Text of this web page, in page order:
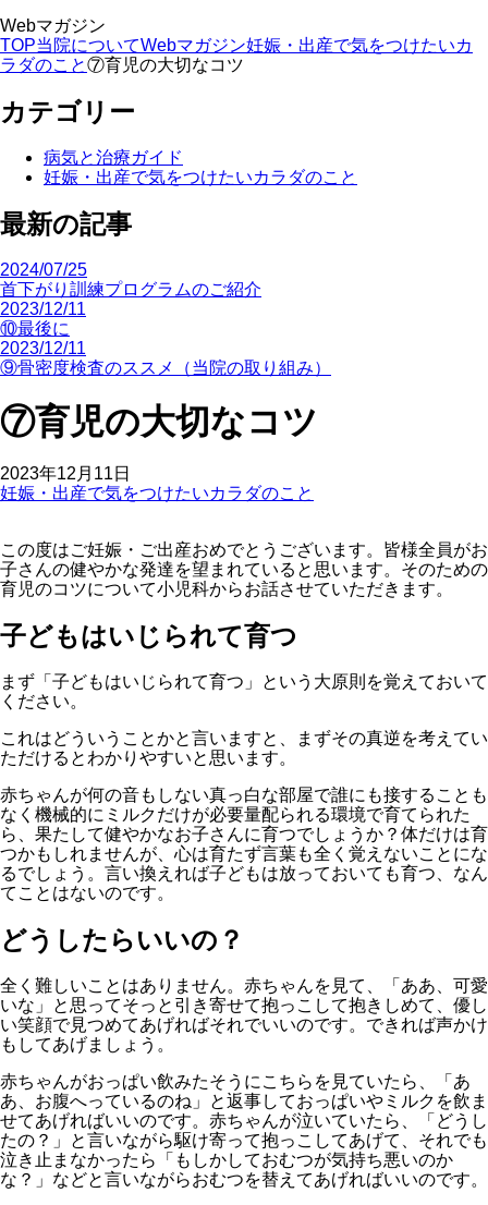
Webマガジン
TOP当院についてWebマガジン妊娠・出産で気をつけたいカ
ラダのこと⑦育児の大切なコツ
カテゴリー
病気と治療ガイド
妊娠・出産で気をつけたいカラダのこと
最新の記事
2024/07/25
首下がり訓練プログラムのご紹介
2023/12/11
⑩最後に
2023/12/11
⑨骨密度検査のススメ（当院の取り組み）
⑦育児の大切なコツ
2023年12月11日
妊娠・出産で気をつけたいカラダのこと
この度はご妊娠・ご出産おめでとうございます。皆様全員がお
子さんの健やかな発達を望まれていると思います。そのための
育児のコツについて小児科からお話させていただきます。
子どもはいじられて育つ
まず「子どもはいじられて育つ」という大原則を覚えておいて
ください。
これはどういうことかと言いますと、まずその真逆を考えてい
ただけるとわかりやすいと思います。
赤ちゃんが何の音もしない真っ白な部屋で誰にも接することも
なく機械的にミルクだけが必要量配られる環境で育てられた
ら、果たして健やかなお子さんに育つでしょうか？体だけは育
つかもしれませんが、心は育たず言葉も全く覚えないことにな
るでしょう。言い換えれば子どもは放っておいても育つ、なん
てことはないのです。
どうしたらいいの？
全く難しいことはありません。赤ちゃんを見て、「ああ、可愛
いな」と思ってそっと引き寄せて抱っこして抱きしめて、優し
い笑顔で見つめてあげればそれでいいのです。できれば声かけ
もしてあげましょう。
赤ちゃんがおっぱい飲みたそうにこちらを見ていたら、「あ
あ、お腹へっているのね」と返事しておっぱいやミルクを飲ま
せてあげればいいのです。赤ちゃんが泣いていたら、「どうし
たの？」と言いながら駆け寄って抱っこしてあげて、それでも
泣き止まなかったら「もしかしておむつが気持ち悪いのか
な？」などと言いながらおむつを替えてあげればいいのです。